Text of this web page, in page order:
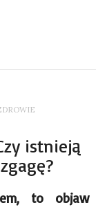
istnieją
to objaw